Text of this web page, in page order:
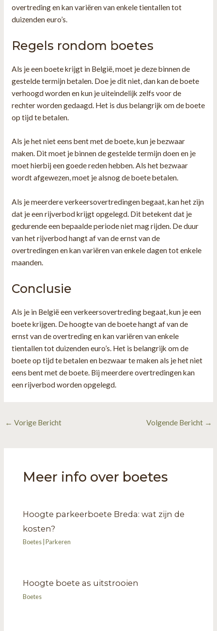
overtreding en kan variëren van enkele tientallen tot
duizenden euro’s.
Regels rondom boetes
Als je een boete krijgt in België, moet je deze binnen de
gestelde termijn betalen. Doe je dit niet, dan kan de boete
verhoogd worden en kun je uiteindelijk zelfs voor de
rechter worden gedaagd. Het is dus belangrijk om de boete
op tijd te betalen.
Als je het niet eens bent met de boete, kun je bezwaar
maken. Dit moet je binnen de gestelde termijn doen en je
moet hierbij een goede reden hebben. Als het bezwaar
wordt afgewezen, moet je alsnog de boete betalen.
Als je meerdere verkeersovertredingen begaat, kan het zijn
dat je een rijverbod krijgt opgelegd. Dit betekent dat je
gedurende een bepaalde periode niet mag rijden. De duur
van het rijverbod hangt af van de ernst van de
overtredingen en kan variëren van enkele dagen tot enkele
maanden.
Conclusie
Als je in België een verkeersovertreding begaat, kun je een
boete krijgen. De hoogte van de boete hangt af van de
ernst van de overtreding en kan variëren van enkele
tientallen tot duizenden euro’s. Het is belangrijk om de
boete op tijd te betalen en bezwaar te maken als je het niet
eens bent met de boete. Bij meerdere overtredingen kan
een rijverbod worden opgelegd.
Bericht
← Vorige Bericht Volgende Bericht →
Meer info over boetes
Hoogte parkeerboete Breda: wat zijn de
kosten?
Boetes |Parkeren
Hoogte boete as uitstrooien
Boetes